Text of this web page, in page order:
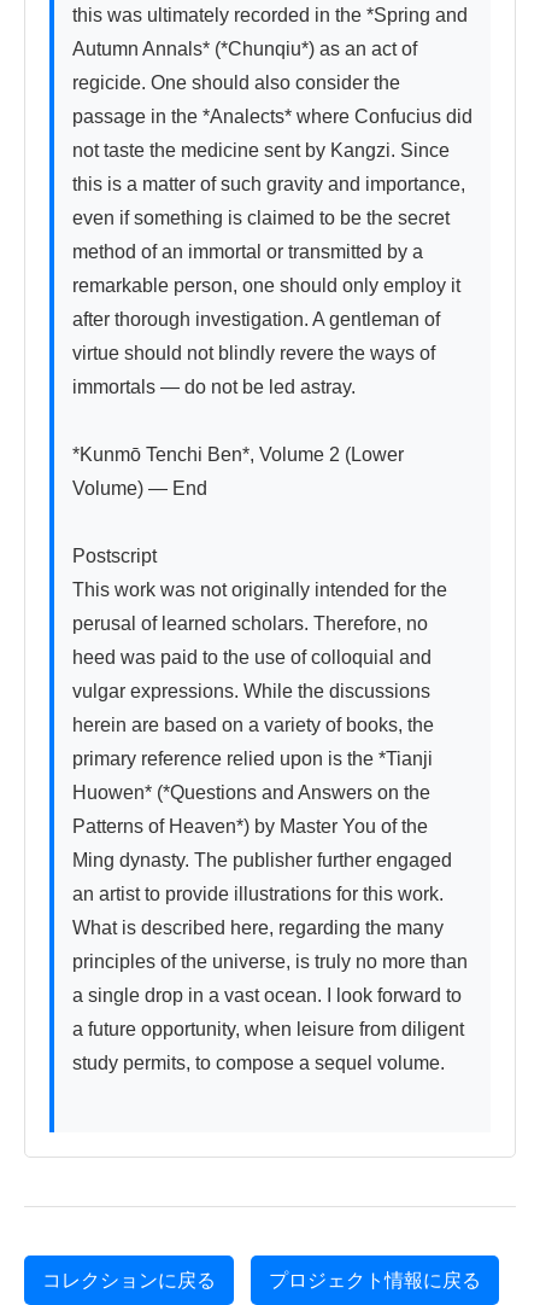
this was ultimately recorded in the *Spring and
Autumn Annals* (*Chunqiu*) as an act of
regicide. One should also consider the
passage in the *Analects* where Confucius did
not taste the medicine sent by Kangzi. Since
this is a matter of such gravity and importance,
even if something is claimed to be the secret
method of an immortal or transmitted by a
remarkable person, one should only employ it
after thorough investigation. A gentleman of
virtue should not blindly revere the ways of
immortals — do not be led astray.
*Kunmō Tenchi Ben*, Volume 2 (Lower
Volume) — End
Postscript
This work was not originally intended for the
perusal of learned scholars. Therefore, no
heed was paid to the use of colloquial and
vulgar expressions. While the discussions
herein are based on a variety of books, the
primary reference relied upon is the *Tianji
Huowen* (*Questions and Answers on the
Patterns of Heaven*) by Master You of the
Ming dynasty. The publisher further engaged
an artist to provide illustrations for this work.
What is described here, regarding the many
principles of the universe, is truly no more than
a single drop in a vast ocean. I look forward to
a future opportunity, when leisure from diligent
study permits, to compose a sequel volume.
コレクションに戻る プロジェクト情報に戻る